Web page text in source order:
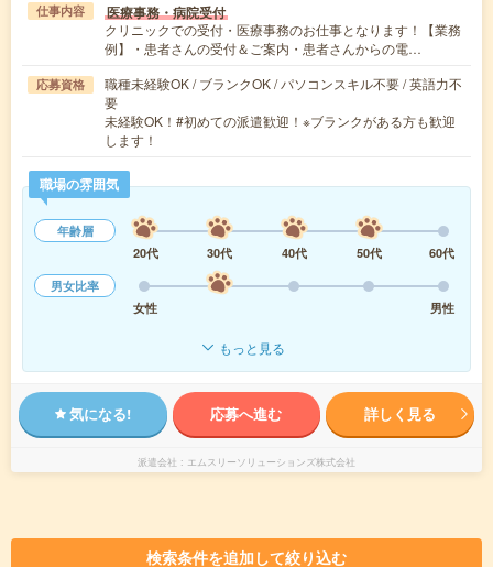
仕事内容 医療事務・病院受付
クリニックでの受付・医療事務のお仕事となります！【業務
例】・患者さんの受付＆ご案内・患者さんからの電…
応募資格
職種未経験OK / ブランクOK / パソコンスキル不要 / 英語力不
要
未経験OK！#初めての派遣歓迎！※ブランクがある方も歓迎
します！
職場の雰囲気
年齢層
20代
30代 40代 50代
60代
男女比率
女性
男性
もっと見る
気になる! 応募へ進む 詳しく見る
派遣会社 エムスリーソリューションズ株式会社
検索条件を追加して絞り込む